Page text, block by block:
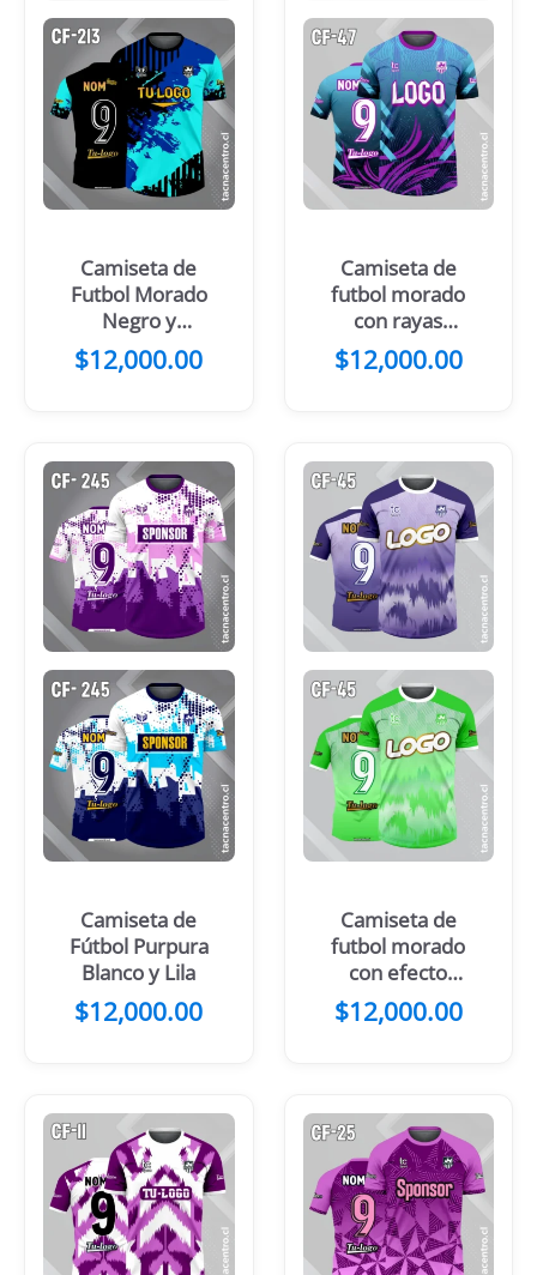
Camiseta de
Futbol Morado
Negro y
Manchas Lila
$12,000.00
Camiseta de
futbol morado
con rayas
azules
$12,000.00
Camiseta de
Fútbol Purpura
Blanco y Lila
$12,000.00
Camiseta de
futbol morado
con efecto
desgaste en la
parte baja
$12,000.00